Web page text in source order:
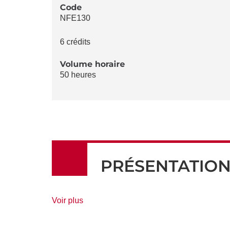
LA
Code
NFE130
6 crédits
Volume horaire
50 heures
PRÉSENTATION
Voir plusde